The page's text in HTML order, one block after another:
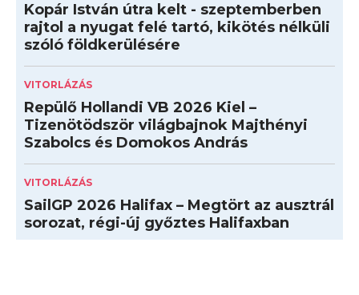
Kopár István útra kelt - szeptemberben
rajtol a nyugat felé tartó, kikötés nélküli
szóló földkerülésére
VITORLÁZÁS
Repülő Hollandi VB 2026 Kiel –
Tizenötödször világbajnok Majthényi
Szabolcs és Domokos András
VITORLÁZÁS
SailGP 2026 Halifax – Megtört az ausztrál
sorozat, régi-új győztes Halifaxban